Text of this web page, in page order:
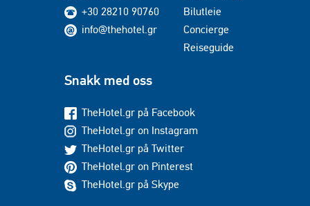
+30 28210 90760
info@thehotel.gr
Bilutleie
Concierge
Reiseguide
Snakk med oss
TheHotel.gr på Facebook
TheHotel.gr on Instagram
TheHotel.gr på Twitter
TheHotel.gr on Pinterest
TheHotel.gr på Skype